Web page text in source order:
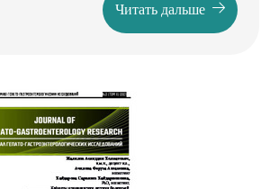
о необходимости
существующих и поиска новых,
измерений тканевого
железе для
диагностики различных
Читать дальше